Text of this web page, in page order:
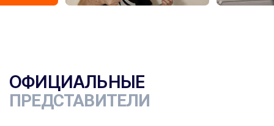
ОФИЦИАЛЬНЫЕ
ПРЕДСТАВИТЕЛИ